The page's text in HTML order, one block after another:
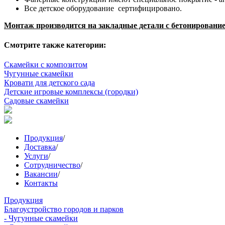
Все детское оборудование сертифицировано.
Монтаж производится на закладные детали с
Смотрите также категории:
Скамейки с композитом
Чугунные скамейки
Кровати для детского сада
Детские игровые комплексы (городки)
Садовые скамейки
Продукция/
Доставка/
Услуги/
Сотрудничество/
Вакансии/
Контакты
Продукция
Благоустройство городов и парков
- Чугунные скамейки